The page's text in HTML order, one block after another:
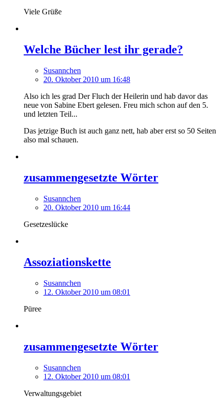
Viele Grüße
Welche Bücher lest ihr gerade?
Susannchen
20. Oktober 2010 um 16:48
Also ich les grad Der Fluch der Heilerin und hab davor das
neue von Sabine Ebert gelesen. Freu mich schon auf den 5.
und letzten Teil...
Das jetzige Buch ist auch ganz nett, hab aber erst so 50 Seiten
also mal schauen.
zusammengesetzte Wörter
Susannchen
20. Oktober 2010 um 16:44
Gesetzeslücke
Assoziationskette
Susannchen
12. Oktober 2010 um 08:01
Püree
zusammengesetzte Wörter
Susannchen
12. Oktober 2010 um 08:01
Verwaltungsgebiet